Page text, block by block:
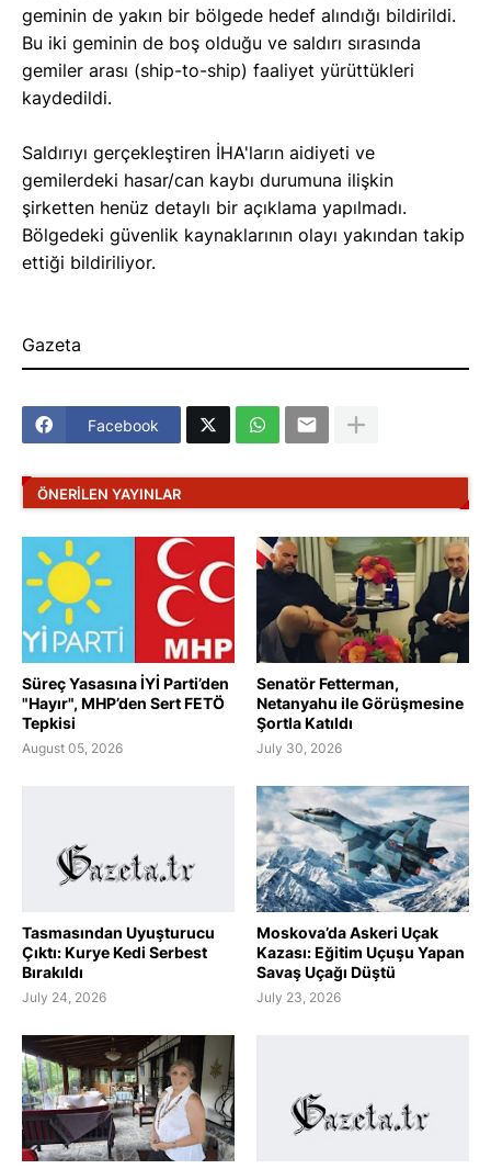
geminin de yakın bir bölgede hedef alındığı bildirildi.
Bu iki geminin de boş olduğu ve saldırı sırasında
gemiler arası (ship-to-ship) faaliyet yürüttükleri
kaydedildi.
Saldırıyı gerçekleştiren İHA'ların aidiyeti ve
gemilerdeki hasar/can kaybı durumuna ilişkin
şirketten henüz detaylı bir açıklama yapılmadı.
Bölgedeki güvenlik kaynaklarının olayı yakından takip
ettiği bildiriliyor.
Gazeta
Facebook
ÖNERILEN YAYINLAR
Süreç Yasasına İYİ Parti’den
"Hayır", MHP’den Sert FETÖ
Tepkisi
August 05, 2026
Senatör Fetterman,
Netanyahu ile Görüşmesine
Şortla Katıldı
July 30, 2026
Tasmasından Uyuşturucu
Çıktı: Kurye Kedi Serbest
Bırakıldı
July 24, 2026
Moskova’da Askeri Uçak
Kazası: Eğitim Uçuşu Yapan
Savaş Uçağı Düştü
July 23, 2026